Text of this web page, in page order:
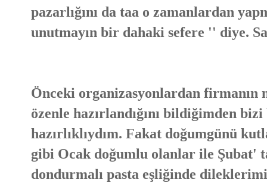
pazarlığını da taa o zamanlardan
unutmayın bir dahaki sefere '' diye.
Önceki organizasyonlardan firmanın
özenle hazırlandığını bildiğimden
hazırlıklıydım. Fakat doğumgünü
gibi Ocak doğumlu olanlar ile Şubat'
dondurmalı pasta eşliğinde